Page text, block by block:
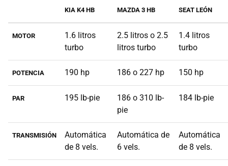
KIA K4 HB MAZDA 3 HB SEAT LEÓN
MOTOR
1.6 litros
turbo
2.5 litros o 2.5
litros turbo
1.4 litros
turbo
POTENCIA 190 hp 186 o 227 hp 150 hp
PAR 195 lb-pie
186 o 310 lb-
pie
184 lb-pie
TRANSMISIÓN
Automática
de 8 vels.
Automática de
6 vels.
Automática
de 8 vels.